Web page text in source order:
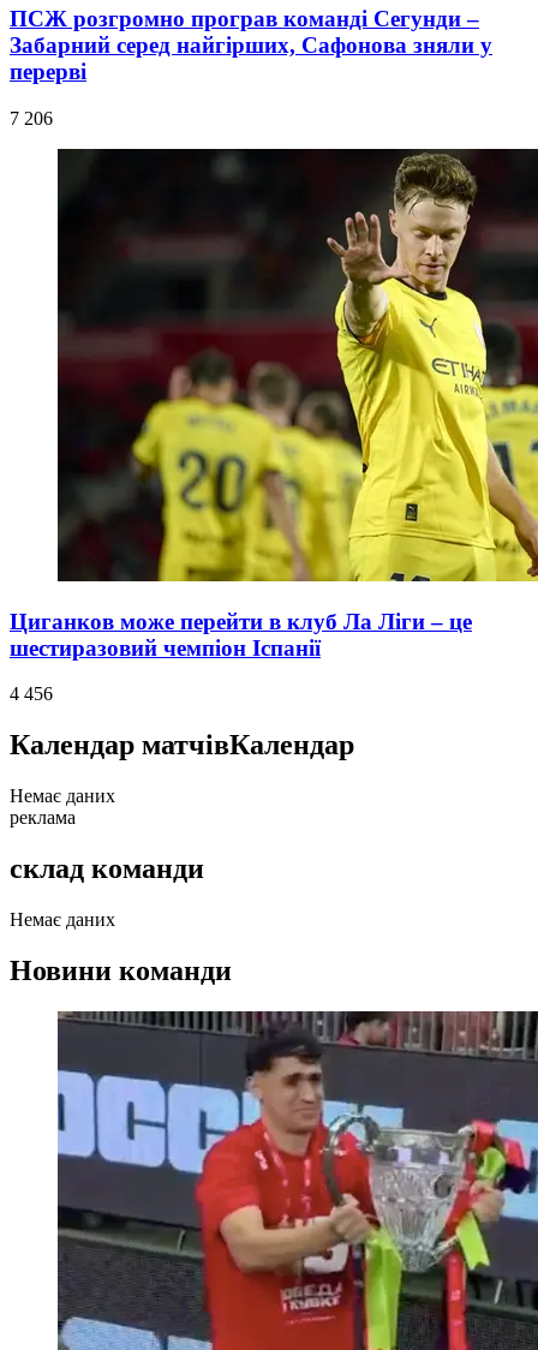
ПСЖ розгромно програв команді Сегунди –
Забарний серед найгірших, Сафонова зняли у
перерві
7 206
Циганков може перейти в клуб Ла Ліги – це
шестиразовий чемпіон Іспанії
4 456
Календар матчівКалендар
Немає даних
реклама
склад команди
Немає даних
Новини команди